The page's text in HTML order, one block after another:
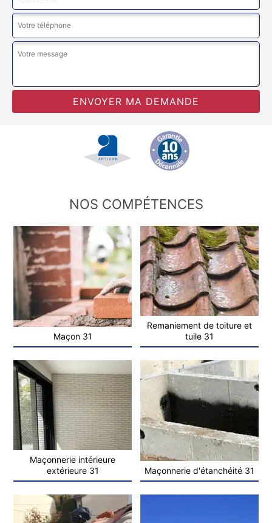
NOS COMPÉTENCES
Maçon 31
Remaniement de toiture et
tuile 31
Maçonnerie intérieure
extérieure 31
Maçonnerie d'étanchéité 31